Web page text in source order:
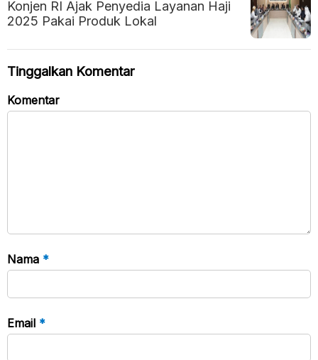
Konjen RI Ajak Penyedia Layanan Haji
2025 Pakai Produk Lokal
Tinggalkan Komentar
Komentar
Nama *
Email *